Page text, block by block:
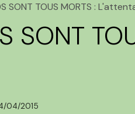
SONT TOUS MORTS :
SONT
04/2015